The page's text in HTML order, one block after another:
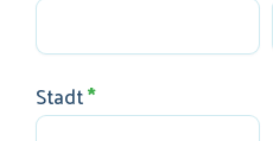
Stadt*